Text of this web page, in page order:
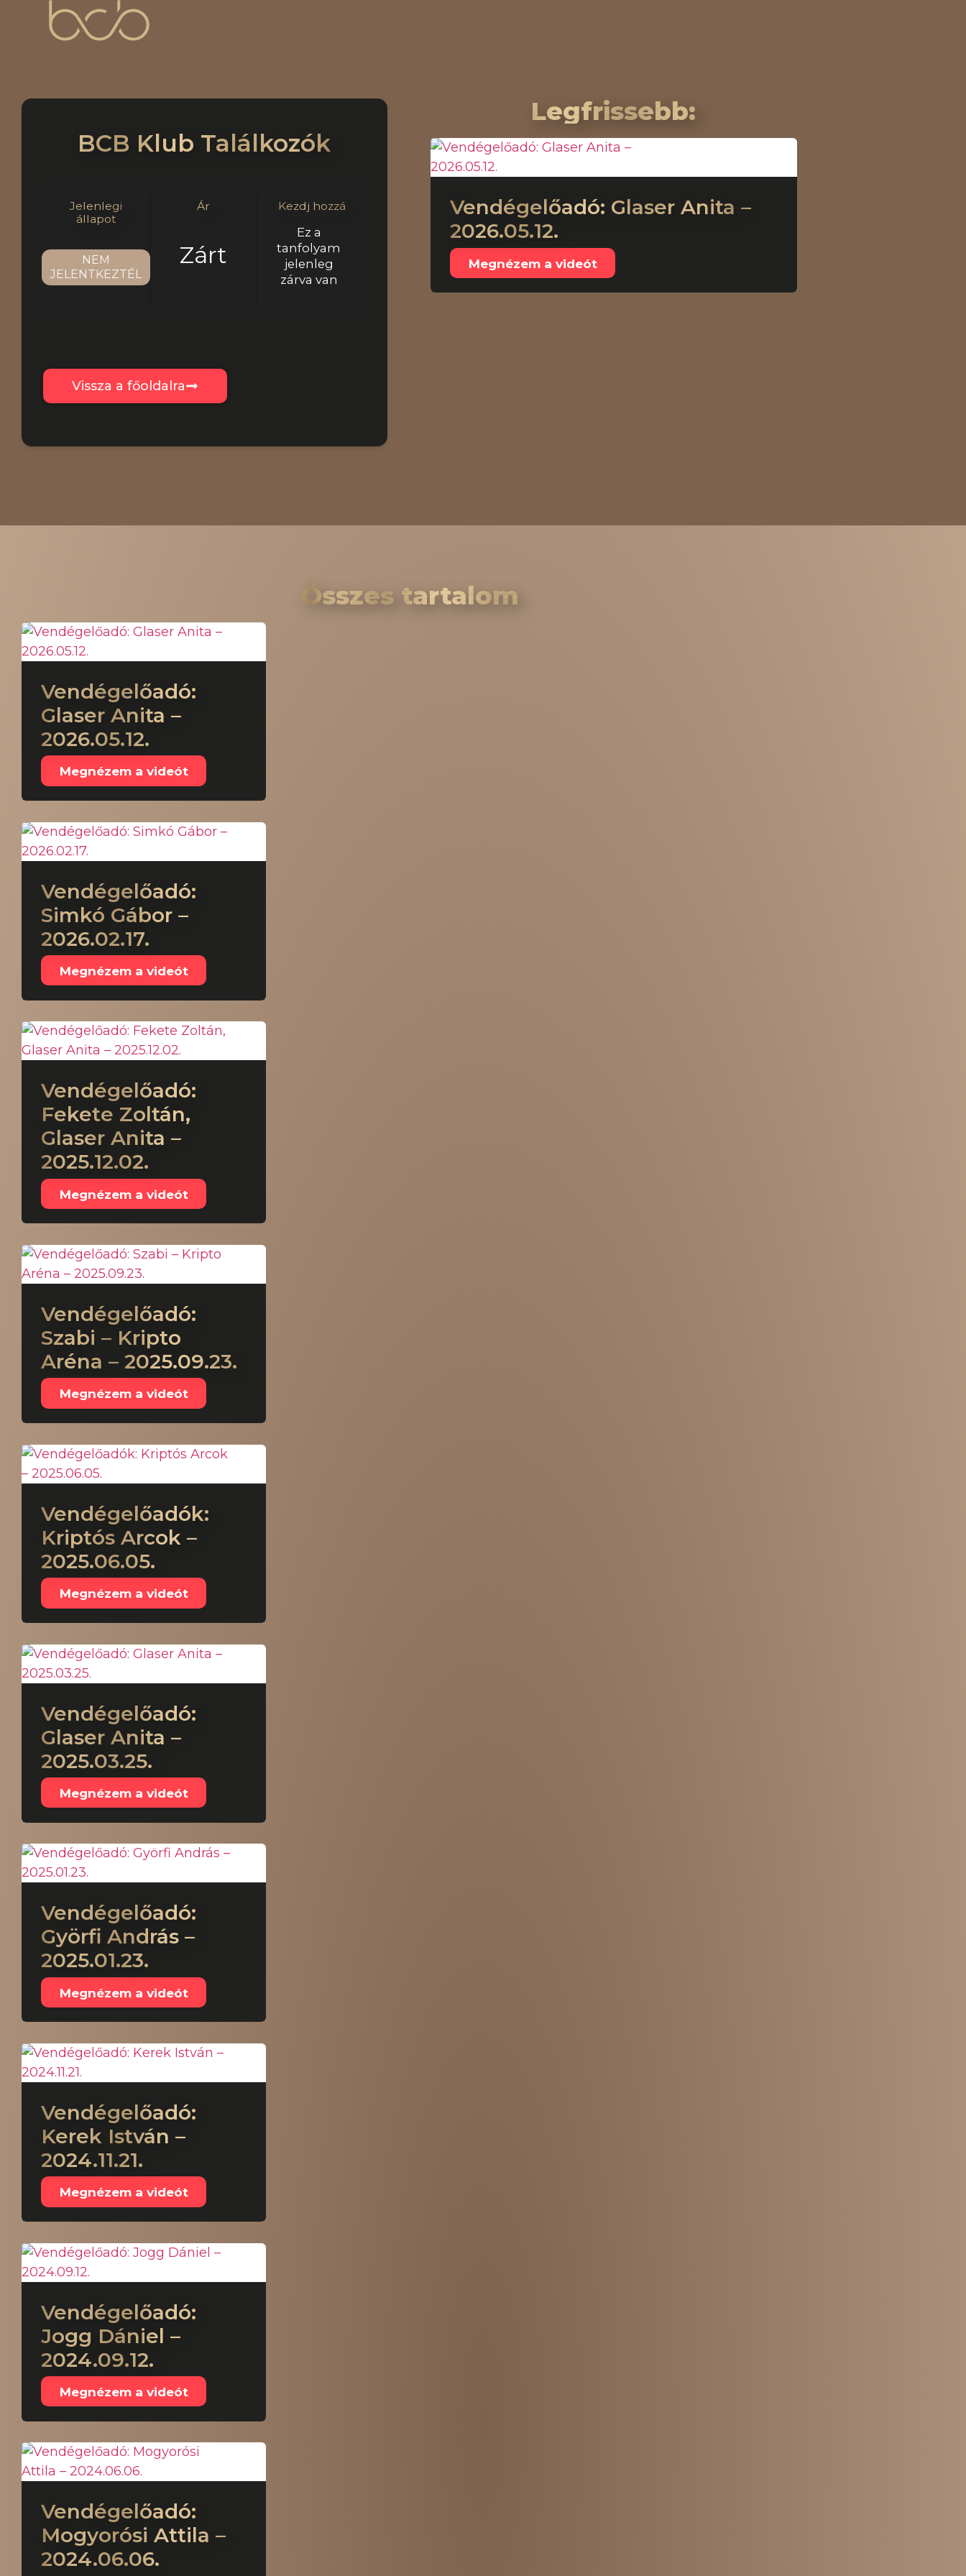
BCB Klub Találkozók
Jelenlegi
állapot
NEM
JELENTKEZTÉL
Ár
Zárt
Kezdj hozzá
Ez a
tanfolyam
jelenleg
zárva van
Vissza a főoldalra
Legfrissebb:
Vendégelőadó: Glaser Anita –
2026.05.12.
Megnézem a videót
Összes tartalom
Vendégelőadó:
Glaser Anita –
2026.05.12.
Megnézem a videót
Vendégelőadó:
Simkó Gábor –
2026.02.17.
Megnézem a videót
Vendégelőadó:
Fekete Zoltán,
Glaser Anita –
2025.12.02.
Megnézem a videót
Vendégelőadó:
Szabi – Kripto
Aréna – 2025.09.23.
Megnézem a videót
Vendégelőadók:
Kriptós Arcok –
2025.06.05.
Megnézem a videót
Vendégelőadó:
Glaser Anita –
2025.03.25.
Megnézem a videót
Vendégelőadó:
Györfi András –
2025.01.23.
Megnézem a videót
Vendégelőadó:
Kerek István –
2024.11.21.
Megnézem a videót
Vendégelőadó:
Jogg Dániel –
2024.09.12.
Megnézem a videót
Vendégelőadó:
Mogyorósi Attila –
2024.06.06.